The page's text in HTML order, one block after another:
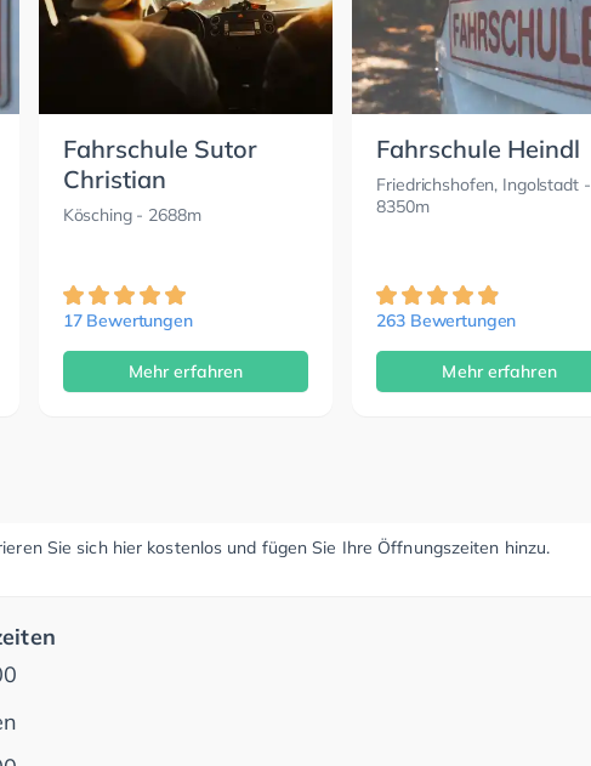
Fahrschule Sutor
Christian
Kösching- 2688m
17 Bewertungen
Mehr erfahren
Fahrschule Heindl
Friedrichshofen, Ingolstadt-
8350m
263 Bewertungen
Mehr erfahren
Sie sich hier kostenlos und fügen Sie Ihre Öffnungszeiten hinzu.